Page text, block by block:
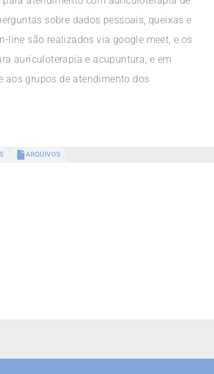
sobre dados pessoais, queixas e
line são realizados via google meet, e os
auriculoterapia e acupuntura, e em
aos grupos de atendimento dos
ARQUIVOS